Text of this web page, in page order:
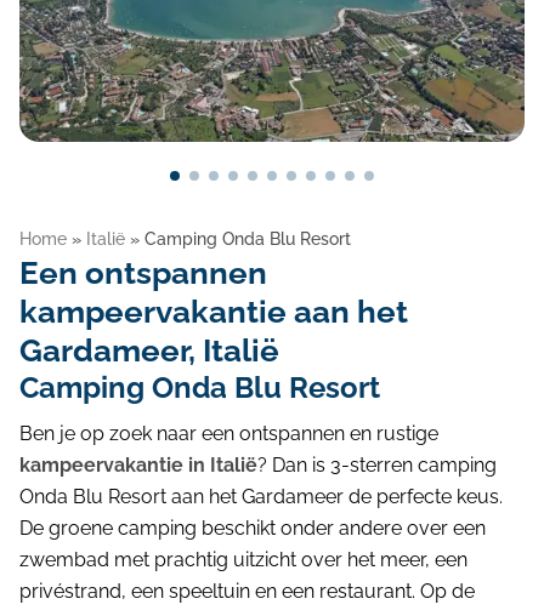
Home » Italië » Camping Onda Blu Resort
Een ontspannen
kampeervakantie aan het
Gardameer, Italië
Camping Onda Blu Resort
Ben je op zoek naar een ontspannen en rustige
kampeervakantie in Italië? Dan is 3-sterren camping
Onda Blu Resort aan het Gardameer de perfecte keus.
De groene camping beschikt onder andere over een
zwembad met prachtig uitzicht over het meer, een
privéstrand, een speeltuin en een restaurant. Op de